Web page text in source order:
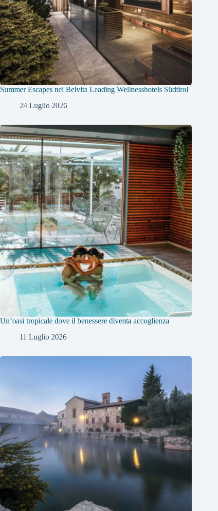
Summer Escapes nei Belvita Leading Wellnesshotels Südtirol
24 Luglio 2026
Un’oasi tropicale dove il benessere diventa accoglienza
11 Luglio 2026